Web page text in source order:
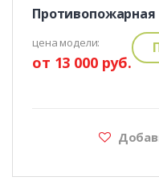
цена модели:
от 13 000 руб.